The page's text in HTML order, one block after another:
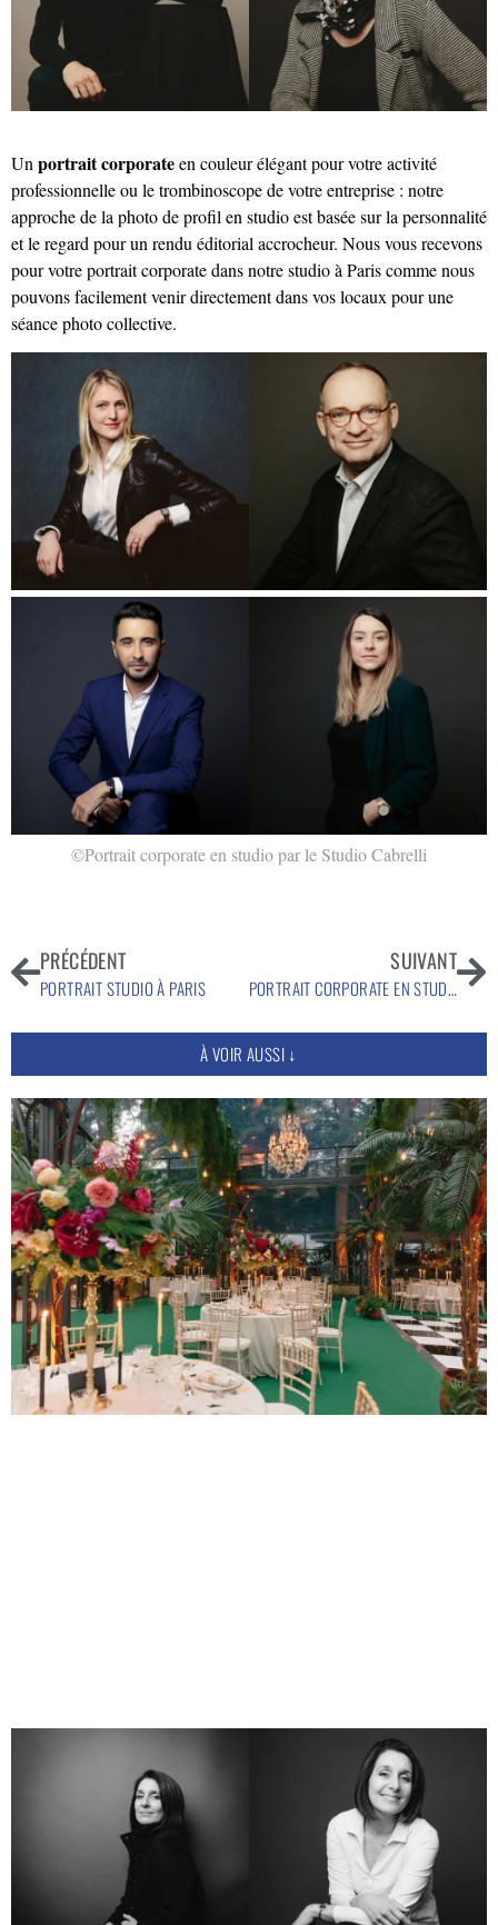
Un portrait corporateen couleur élégant pour votre activité
professionnelle ou le trombinoscope de votre entreprise : notre
approche de la photo de profil en studio est basée sur la personnalité
et le regard pour un rendu éditorial accrocheur. Nous vous recevons
pour votre portrait corporate dans notre studio à Paris comme nous
pouvons facilement venir directement dans vos locaux pour une
séance photo collective.
©Portrait corporate en studio par le Studio Cabrelli
PRÉCÉDENT
PORTRAIT STUDIO À PARIS
SUIVANT
PORTRAIT CORPORATE EN STUDIO
À VOIR AUSSI ↓